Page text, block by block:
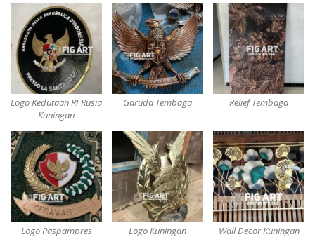
Logo Kedutaan RI Rusia
Kuningan
Garuda Tembaga Relief Tembaga
Logo Paspampres Logo Kuningan Wall Decor Kuningan